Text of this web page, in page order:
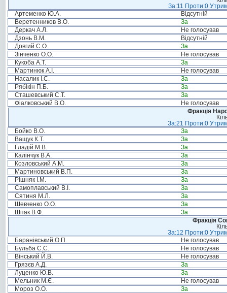
За:11 Проти:0
Артеменко Ю.А.
Відсутній
Веретенников В.О.
За
Деркач А.Л.
Не голосував
Дзонь В.М.
Відсутній
Довгий С.О.
За
Зінченко О.О.
Не голосував
Кукоба А.Т.
За
Мартинюк А.І.
Не голосував
Насалик І.С.
За
Рябікін П.Б.
За
Сташевський С.Т.
За
Фіалковський В.О.
Не голосував
Фракція
За:21 Проти:0
Бойко В.О.
За
Ващук К.Т.
За
Гладій М.В.
За
Калінчук В.А.
За
Козловський А.М.
За
Мартиновський В.П.
За
Рішняк І.М.
За
Самоплавський В.І.
За
Сятиня М.Л.
За
Шевченко О.О.
За
Шпак В.Ф.
За
Фракція
За:12 Проти:0
Баранівський О.П.
Не голосував
Бульба С.С.
Не голосував
Вінський Й.В.
Не голосував
Грязєв А.Д.
За
Луценко Ю.В.
За
Мельник М.Є.
Не голосував
Мороз О.О.
За